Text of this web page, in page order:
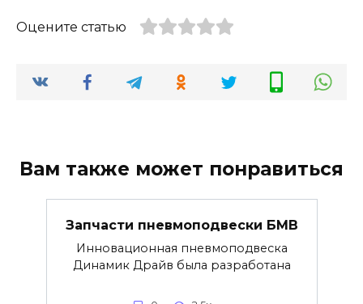
Оцените статью
Вам также может понравиться
Запчасти пневмоподвески БМВ
Инновационная пневмоподвеска
Динамик Драйв была разработана